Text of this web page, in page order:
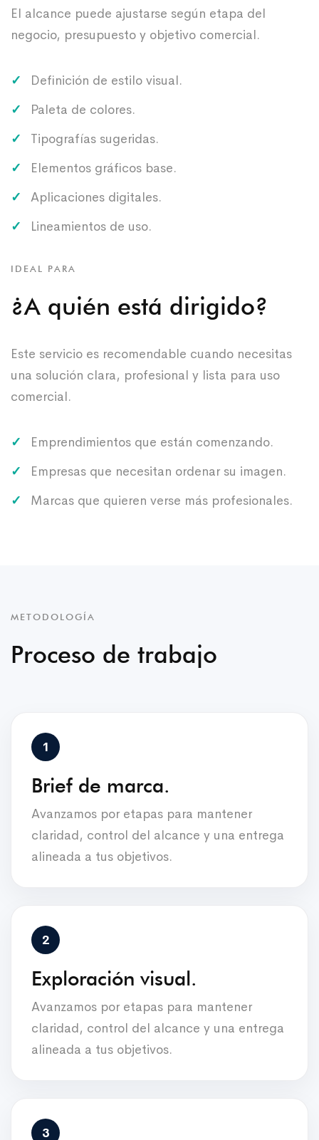
El alcance puede ajustarse según etapa del
negocio, presupuesto y objetivo comercial.
Definición de estilo visual.
Paleta de colores.
Tipografías sugeridas.
Elementos gráficos base.
Aplicaciones digitales.
Lineamientos de uso.
IDEAL PARA
¿A quién está dirigido?
Este servicio es recomendable cuando necesitas
una solución clara, profesional y lista para uso
comercial.
Emprendimientos que están comenzando.
Empresas que necesitan ordenar su imagen.
Marcas que quieren verse más profesionales.
METODOLOGÍA
Proceso de trabajo
Brief de marca.
Avanzamos por etapas para mantener
claridad, control del alcance y una entrega
alineada a tus objetivos.
Exploración visual.
Avanzamos por etapas para mantener
claridad, control del alcance y una entrega
alineada a tus objetivos.